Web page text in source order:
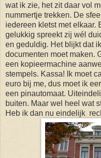
wat ik zie, het zit daar vol
nummertje trekken. De
iedereen kletst met elkaar.
gelukkig spreekt zij wél
en geduldig. Het blijkt dat
documenten moet maken.
een kopieermachine
stempels. Kassa! Ik moet
euro bij me, dus moet ik
een pinautomaat.
buiten. Maar wel heel wat
Heb ik dan nu eindelijk